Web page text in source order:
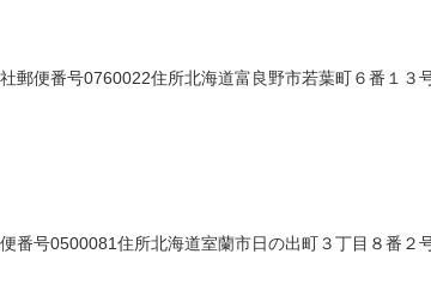
郵便番号0760022住所北海道富良野市若葉町６番１
番号0500081住所北海道室蘭市日の出町３丁目８番